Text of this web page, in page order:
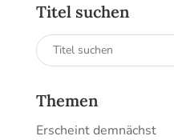
Titel suchen
Suchen
nach:
Themen
Erscheint demnächst